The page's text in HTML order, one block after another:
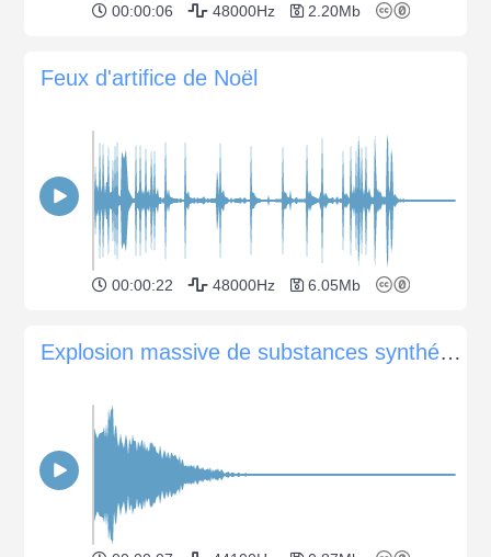
00:00:06 48000Hz 2.20Mb
Feux d'artifice de Noël
00:00:22 48000Hz 6.05Mb
Explosion massive de substances synthétiques